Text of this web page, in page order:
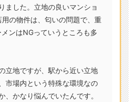
ました。立地の良いマンショ
用の物件は、匂いの問題で、重
ンはNGっていうところも多
立地ですが、駅から近い立地
市場内という特殊な環境なの
、かなり悩んでいたんです。